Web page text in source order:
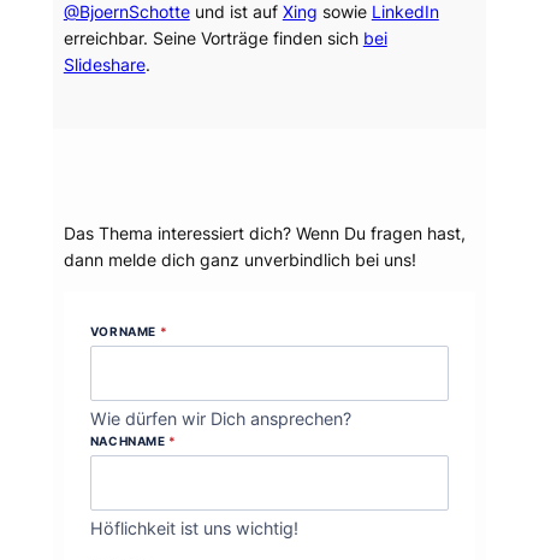
@BjoernSchotteund ist auf Xing sowie LinkedIn
erreichbar. Seine Vorträge finden sich bei
Slideshare.
Das Thema interessiert dich? Wenn Du fragen hast,
dann melde dich ganz unverbindlich bei uns!
VORNAME *
Wie dürfen wir Dich ansprechen?
NACHNAME *
Höflichkeit ist uns wichtig!